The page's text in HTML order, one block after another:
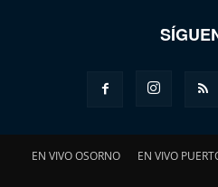
EN VIVO OSORNO EN VIVO